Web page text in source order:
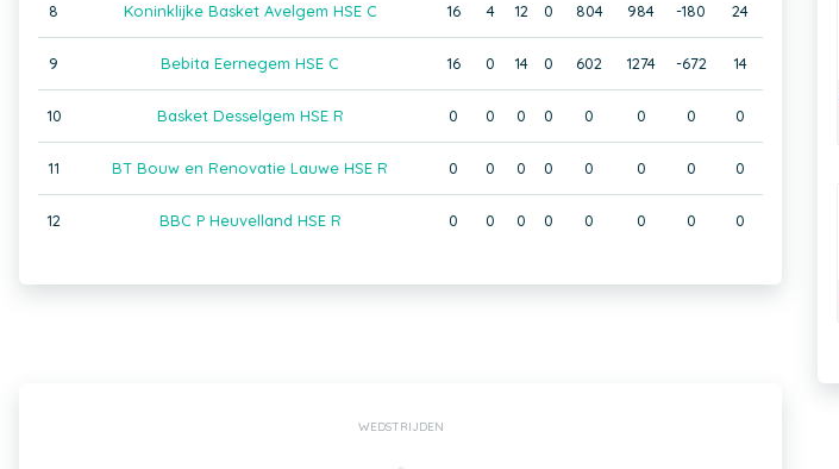
8 Koninklijke Basket Avelgem HSE C 16 4 12 0 804 984 -180 24
9 Bebita Eernegem HSE C 16 0 14 0 602 1274 -672 14
10 Basket Desselgem HSE R 0 0 0 0 0 0 0 0
11 BT Bouw en Renovatie Lauwe HSE R 0 0 0 0 0 0 0 0
12 BBC P Heuvelland HSE R 0 0 0 0 0 0 0 0
WEDSTRIJDEN